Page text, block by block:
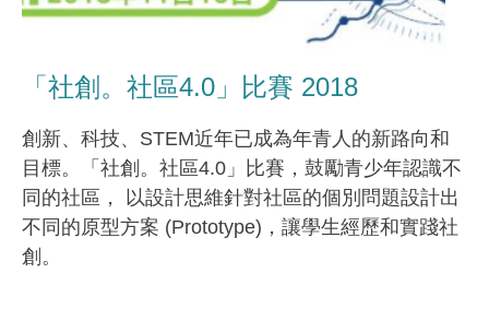
「社創。社區4.0」比賽 2018
創新、科技、STEM近年已成為年青人的新路向和
目標。「社創。社區4.0」比賽，鼓勵青少年認識不
同的社區， 以設計思維針對社區的個別問題設計出
不同的原型方案 (Prototype)，讓學生經歷和實踐社
創。